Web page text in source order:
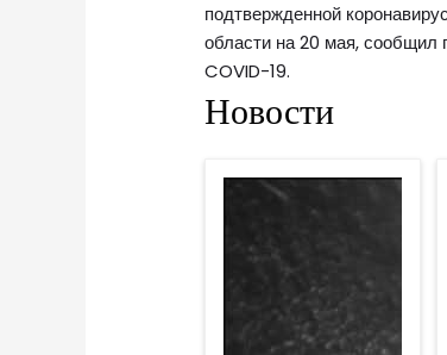
подтвержденной
области на 20 мая, сообщил
COVID-19.
Новости